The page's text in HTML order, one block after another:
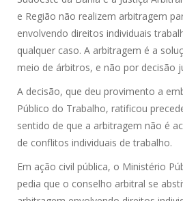
CONTATO
e Região não realizem arbitragem
envolvendo direitos individuais
qualquer caso. A arbitragem é a
meio de árbitros, e não por decisão
A decisão, que deu provimento a
Público do Trabalho, ratificou
sentido de que a arbitragem não é
de conflitos individuais de trabalho.
Em ação civil pública, o Ministério
pedia que o conselho arbitral se